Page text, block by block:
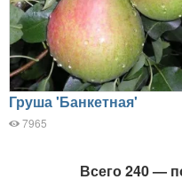
Груша 'Банкетная'
7965
Всего 240 —